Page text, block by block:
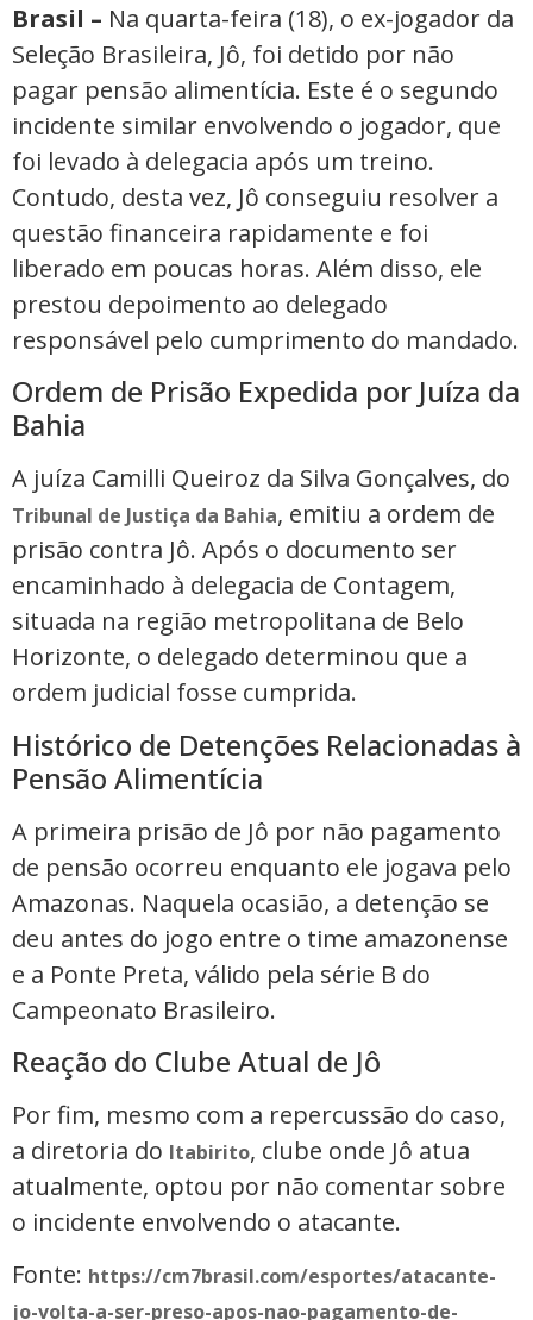
Brasil – Na quarta-feira (18), o ex-jogador da
Seleção Brasileira, Jô, foi detido por não
pagar pensão alimentícia. Este é o segundo
incidente similar envolvendo o jogador, que
foi levado à delegacia após um treino.
Contudo, desta vez, Jô conseguiu resolver a
questão financeira rapidamente e foi
liberado em poucas horas. Além disso, ele
prestou depoimento ao delegado
responsável pelo cumprimento do mandado.
Ordem de Prisão Expedida por Juíza da
Bahia
A juíza Camilli Queiroz da Silva Gonçalves, do
Tribunal de Justiça da Bahia, emitiu a ordem de
prisão contra Jô. Após o documento ser
encaminhado à delegacia de Contagem,
situada na região metropolitana de Belo
Horizonte, o delegado determinou que a
ordem judicial fosse cumprida.
Histórico de Detenções Relacionadas à
Pensão Alimentícia
A primeira prisão de Jô por não pagamento
de pensão ocorreu enquanto ele jogava pelo
Amazonas. Naquela ocasião, a detenção se
deu antes do jogo entre o time amazonense
e a Ponte Preta, válido pela série B do
Campeonato Brasileiro.
Reação do Clube Atual de Jô
Por fim, mesmo com a repercussão do caso,
a diretoria do Itabirito, clube onde Jô atua
atualmente, optou por não comentar sobre
o incidente envolvendo o atacante.
Fonte: https://cm7brasil.com/esportes/atacante-
jo-volta-a-ser-preso-apos-nao-pagamento-de-